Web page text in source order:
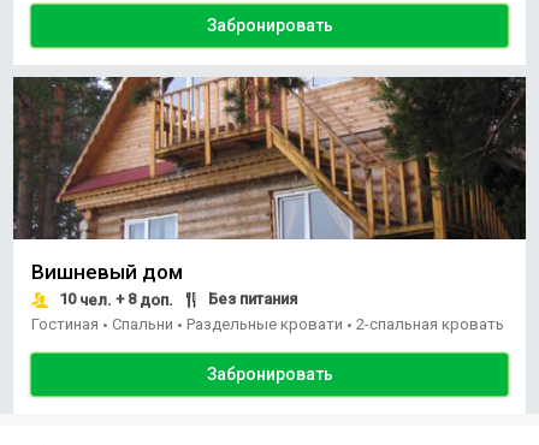
Забронировать
Вишневый дом
10чел. + 8доп.
Без питания
Гостиная • Спальни • Раздельные кровати • 2-спальная кровать
Забронировать